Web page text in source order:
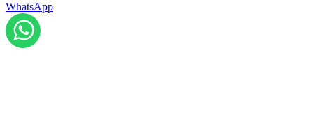
WhatsApp